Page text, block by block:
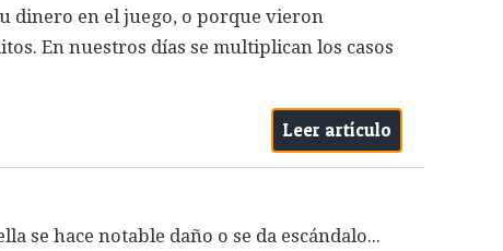
dinero en el juego, o porque vieron
En nuestros días se multiplican los casos
Leer artículo
se hace notable daño o se da escándalo...